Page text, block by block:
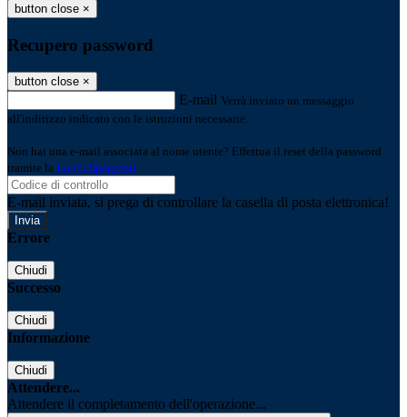
button close ×
Recupero password
button close ×
E-mail Verrà inviato un messaggio
all'indirizzo indicato con le istruzioni necessarie.
Non hai una e-mail associata al nome utente? Effettua il reset della password
tramite la Login Spaggiari
E-mail inviata, si prega di controllare la casella di posta elettronica!
Errore
Chiudi
Successo
Chiudi
Informazione
Chiudi
Attendere...
Attendere il completamento dell'operazione...